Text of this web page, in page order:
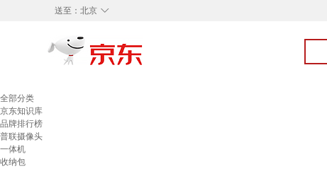
◇
送至： 北京
全部分类
京东知识库
品牌排行榜
普联摄像头
一体机
收纳包